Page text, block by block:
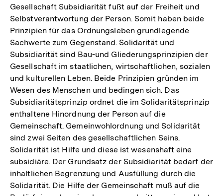
Gesellschaft Subsidiarität fußt auf der Freiheit und
Selbstverantwortung der Person. Somit haben beide
Prinzipien für das Ordnungsleben grundlegende
Sachwerte zum Gegenstand. Solidarität und
Subsidiarität sind Bau-und Gliederungsprinzipien der
Gesellschaft im staatlichen, wirtschaftlichen, sozialen
und kulturellen Leben. Beide Prinzipien gründen im
Wesen des Menschen und bedingen sich. Das
Subsidiaritätsprinzip ordnet die im Solidaritätsprinzip
enthaltene Hinordnung der Person auf die
Gemeinschaft. Gemeinwohlordnung und Solidarität
sind zwei Seiten des gesellschaftlichen Seins.
Solidarität ist Hilfe und diese ist wesenshaft eine
subsidiäre. Der Grundsatz der Subsidiarität bedarf der
inhaltlichen Begrenzung und Ausfüllung durch die
Solidarität. Die Hilfe der Gemeinschaft muß auf die